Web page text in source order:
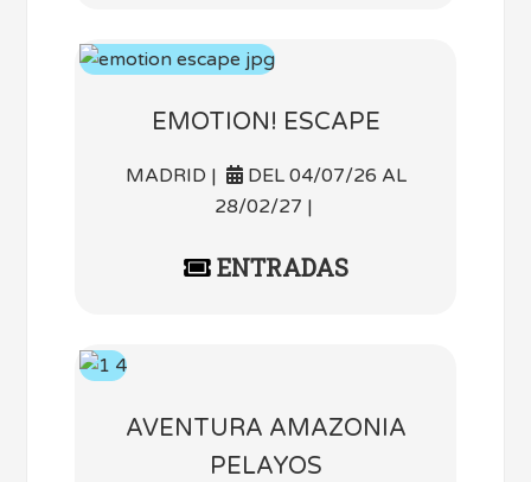
EMOTION! ESCAPE
MADRID |
DEL 04/07/26 AL
28/02/27 |
ENTRADAS
AVENTURA AMAZONIA
PELAYOS